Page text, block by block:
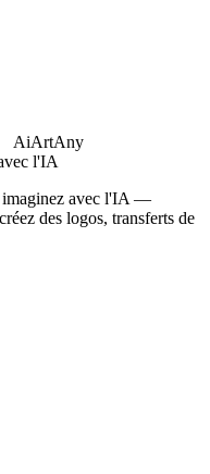
AiArtAny
l'IA
imaginez avec l'IA —
des logos, transferts de